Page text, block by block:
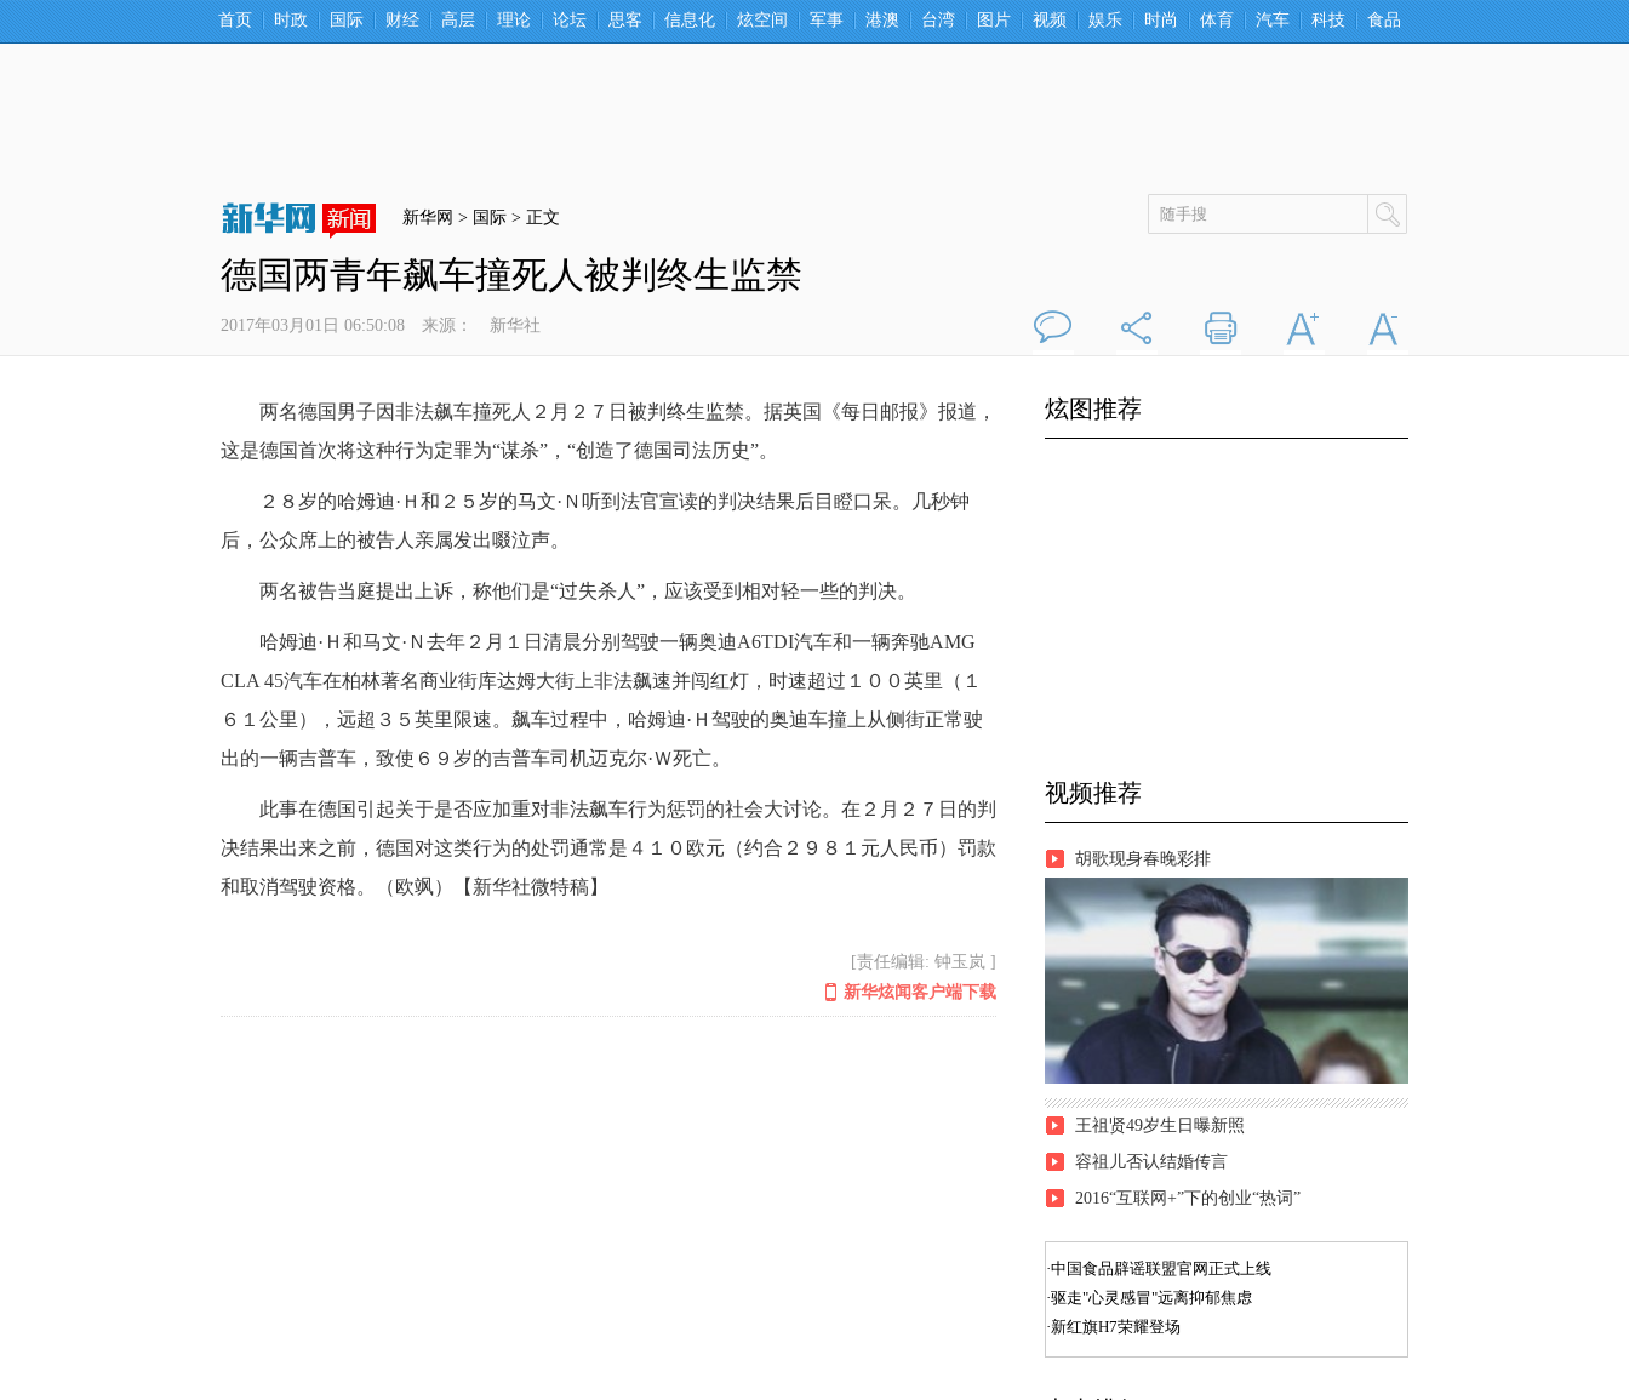
首页 时政 国际 财经 高层 理论 论坛 思客 信息化 炫空间 军事 港澳 台湾 图片 视频 娱乐 时尚 体育 汽车 科技 食品
新华网 > 国际 > 正文
德国两青年飙车撞死人被判终生监禁
2017年03月01日 06:50:08 来源： 新华社
两名德国男子因非法飙车撞死人２月２７日被判终生监禁。据英国《每日邮报》报道，
这是德国首次将这种行为定罪为“谋杀”，“创造了德国司法历史”。
２８岁的哈姆迪·Ｈ和２５岁的马文·Ｎ听到法官宣读的判决结果后目瞪口呆。几秒钟
后，公众席上的被告人亲属发出啜泣声。
两名被告当庭提出上诉，称他们是“过失杀人”，应该受到相对轻一些的判决。
哈姆迪·Ｈ和马文·Ｎ去年２月１日清晨分别驾驶一辆奥迪A6TDI汽车和一辆奔驰AMG
CLA 45汽车在柏林著名商业街库达姆大街上非法飙速并闯红灯，时速超过１００英里（１
６１公里），远超３５英里限速。飙车过程中，哈姆迪·Ｈ驾驶的奥迪车撞上从侧街正常驶
出的一辆吉普车，致使６９岁的吉普车司机迈克尔·Ｗ死亡。
此事在德国引起关于是否应加重对非法飙车行为惩罚的社会大讨论。在２月２７日的判
决结果出来之前，德国对这类行为的处罚通常是４１０欧元（约合２９８１元人民币）罚款
和取消驾驶资格。（欧飒）【新华社微特稿】
[责任编辑: 钟玉岚 ]
新华炫闻客户端下载